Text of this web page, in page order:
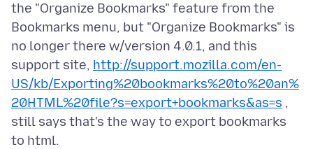
the "Organize Bookmarks" feature from the
Bookmarks menu, but "Organize Bookmarks" is
no longer there w/version 4.0.1, and this
support site, http://support.mozilla.com/en-
US/kb/Exporting%20bookmarks%20to%20an%
20HTML%20file?s=export+bookmarks&as=s ,
still says that's the way to export bookmarks